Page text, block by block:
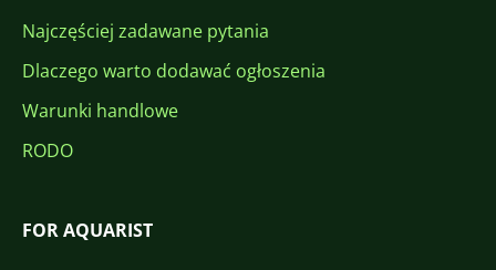
Najczęściej zadawane pytania
Dlaczego warto dodawać ogłoszenia
Warunki handlowe
RODO
FOR AQUARIST